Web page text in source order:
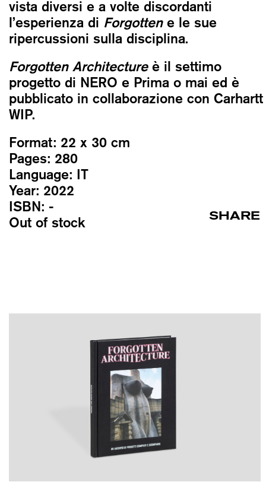
vista diversi e a volte discordanti
l’esperienza di Forgottene le sue
ripercussioni sulla disciplina.
Forgotten Architectureè il settimo
progetto di NERO e Prima o mai ed è
pubblicato in collaborazione con Carhartt
WIP.
Format: 22 x 30 cm
Pages: 280
Language: IT
Year: 2022
ISBN: -
Out of stock
SHARE